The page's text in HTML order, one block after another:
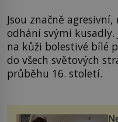
Jsou značně
odhání svými
na kůži bolestivé bílé
do všech světových
průběhu 16. století.